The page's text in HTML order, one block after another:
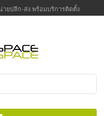
ยปลีก-ส่ง พร้อมบริการติดตั้ง